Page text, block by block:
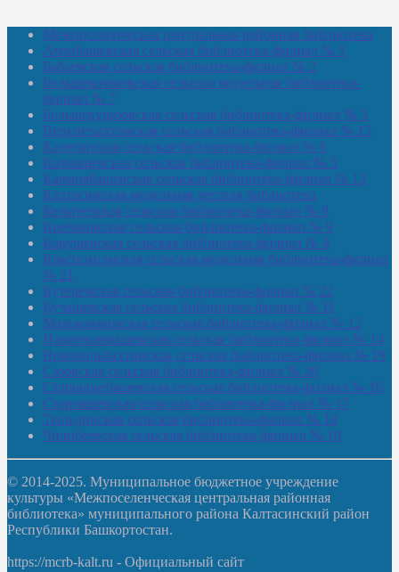
Межпоселенческая центральная районная библиотека
Амзибашевская сельская библиотека-филиал № 1
Бабаевская сельская библиотека-филиал № 2
Большекачаковская сельская модельная библиотека-
филиал № 7
Большекуразовская сельская библиотека-филиал № 3
Верхнетыхтемская сельская библиотека-филиал № 15
Калегинская сельская библиотека-филиал № 6
Калмашевская сельская библиотека-филиал № 5
Калмиябашевская сельская библиотека-филиал № 13
Калтасинская модельная детская библиотека
Кельтеевская сельская библиотека-филиал № 8
Киебаковская сельская библиотека-филиал № 9
Кокушевская сельская библиотека-филиал № 4
Краснохолмская сельская модельная библиотека-филиал
№ 21
Кутеремская сельская библиотека-филиал № 22
Кучашевская сельская библиотека-филиал № 11
Малокачаковская сельская библиотека-филиал № 12
Нижнекачмашевская сельская библиотека-филиал № 14
Новокильбахтинская сельская библиотека-филиал № 19
Сазовская сельская библиотека-филиал № 20
Староорьебашевская сельская библиотека-филиал № 16
Старояшевская сельская библиотека-филиал № 17
Тюльдинская сельская библиотека-филиал № 18
Чилибеевская сельская библиотека-филиал № 10
© 2014-2025. Муниципальное бюджетное учреждение
культуры «Межпоселенческая центральная районная
библиотека» муниципального района Калтасинский район
Республики Башкортостан.
https://mcrb-kalt.ru - Официальный сайт